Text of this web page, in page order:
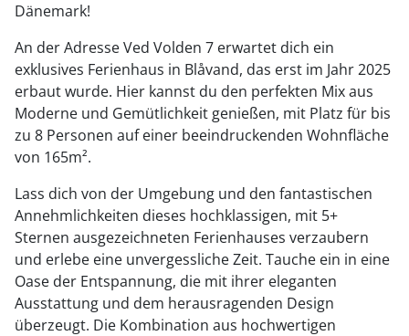
Dänemark!
An der Adresse Ved Volden 7 erwartet dich ein
exklusives Ferienhaus in Blåvand, das erst im Jahr 2025
erbaut wurde. Hier kannst du den perfekten Mix aus
Moderne und Gemütlichkeit genießen, mit Platz für bis
zu 8 Personen auf einer beeindruckenden Wohnfläche
von 165m².
Lass dich von der Umgebung und den fantastischen
Annehmlichkeiten dieses hochklassigen, mit 5+
Sternen ausgezeichneten Ferienhauses verzaubern
und erlebe eine unvergessliche Zeit. Tauche ein in eine
Oase der Entspannung, die mit ihrer eleganten
Ausstattung und dem herausragenden Design
überzeugt. Die Kombination aus hochwertigen